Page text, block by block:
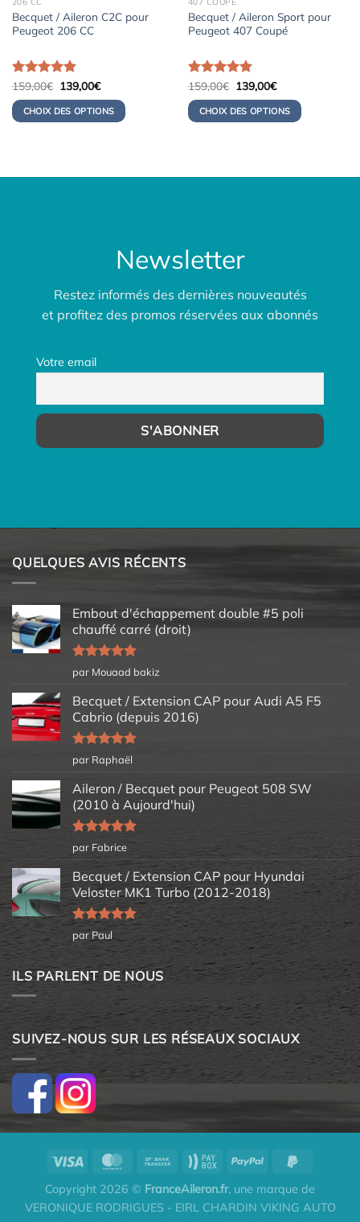
Becquet / Aileron C2C pour
Peugeot 206 CC
Note5.00
sur 5
159,00€ Le
initial
était :
159,00€.
139,00€Le
actuel
est :
139,00€.
CHOIX DES OPTIONS
Becquet / Aileron Sport pour
Peugeot 407 Coupé
Note5.00
sur 5
159,00€ Le
initial
était :
159,00€.
139,00€Le
actuel
est :
139,00€.
CHOIX DES OPTIONS
Newsletter
Restez informés des dernières nouveautés
et profitez des promos réservées aux abonnés
Votre email
QUELQUES AVIS RÉCENTS
Embout d'échappement double #5 poli
chauffé carré (droit)
Note5sur
5
par Mouaad bakiz
Becquet / Extension CAP pour Audi A5 F5
Cabrio (depuis 2016)
Note5sur
5
par Raphaël
Aileron / Becquet pour Peugeot 508 SW
(2010 à Aujourd'hui)
Note5sur
5
par Fabrice
Becquet / Extension CAP pour Hyundai
Veloster MK1 Turbo (2012-2018)
Note5sur
5
par Paul
ILS PARLENT DE NOUS
SUIVEZ-NOUS SUR LES RÉSEAUX SOCIAUX
Copyright 2026 © FranceAileron.fr, une marque de
VERONIQUE RODRIGUES - EIRL CHARDIN VIKING AUTO